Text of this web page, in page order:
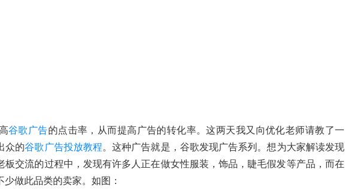
谷歌广告的点击率，从而提高广告的转化率。这两天我又向优化老师请教了一
众的谷歌广告投放教程。这种广告就是，谷歌发现广告系列。想为大家解读发现
板交流的过程中，发现有许多人正在做女性服装，饰品，睫毛假发等产品，而在
做此品类的卖家。如图：